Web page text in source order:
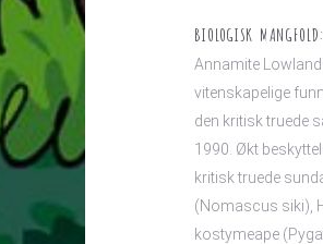
BIOLOGISK
Annamite
vitenskapelige
den kritisk truede
1990. Økt
kritisk truede
(Nomascus siki),
kostymeape